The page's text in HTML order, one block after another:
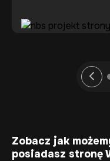
Zobacz jak
posiadasz stronę